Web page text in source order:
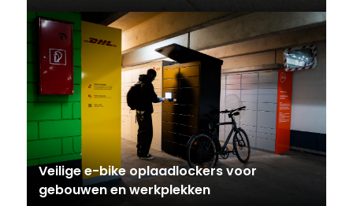
Veilige e-bike oplaadlockers voor
gebouwen en werkplekken